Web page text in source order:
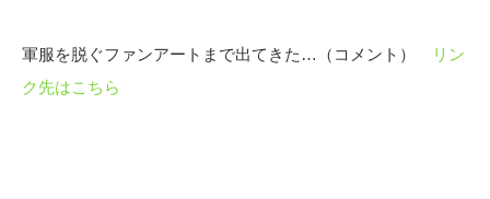
軍服を脱ぐファンアートまで出てきた…（コメント）
リン
ク先はこちら